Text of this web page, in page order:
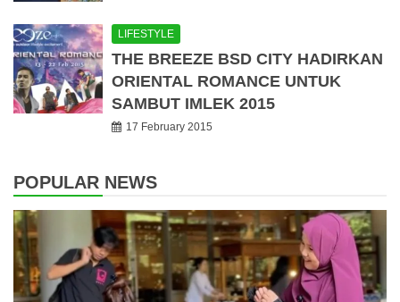
LIFESTYLE
THE BREEZE BSD CITY HADIRKAN
ORIENTAL ROMANCE UNTUK
SAMBUT IMLEK 2015
17 February 2015
POPULAR NEWS